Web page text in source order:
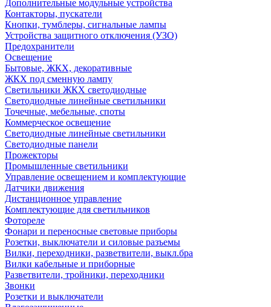
Дополнительные модульные устройства
Контакторы, пускатели
Кнопки, тумблеры, сигнальные лампы
Устройства защитного отключения (УЗО)
Предохранители
Освещение
Бытовые, ЖКХ, декоративные
ЖКХ под сменную лампу
Светильники ЖКХ светодиодные
Светодиодные линейные светильники
Точечные, мебельные, споты
Коммерческое освещение
Светодиодные линейные светильники
Светодиодные панели
Прожекторы
Промышленные светильники
Управление освещением и комплектующие
Датчики движения
Дистанционное управление
Комплектующие для светильников
Фотореле
Фонари и переносные световые приборы
Розетки, выключатели и силовые разъемы
Вилки, переходники, разветвители, выкл.бра
Вилки кабельные и приборные
Разветвители, тройники, переходники
Звонки
Розетки и выключатели